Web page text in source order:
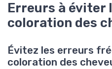
Erreurs à éviter
coloration des
Évitez les erreurs
coloration des